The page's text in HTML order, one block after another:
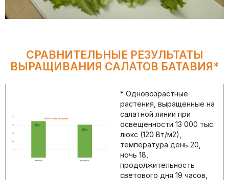
СРАВНИТЕЛЬНЫЕ РЕЗУЛЬТАТЫ
ВЫРАЩИВАНИЯ САЛАТОВ БАТАВИЯ*
* Одновозрастные
растения, выращенные на
салатной линии при
освещенности 13 000 тыс.
люкс (120 Вт/м2),
температура день 20,
ночь 18,
продолжительность
светового дня 19 часов,